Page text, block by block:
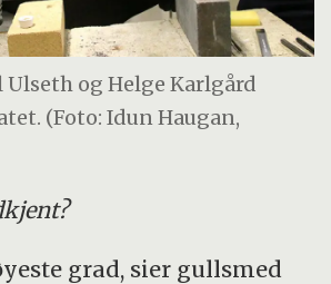
Ulseth og Helge Karlgård
(Foto: Idun Haugan,
grad, sier gullsmed